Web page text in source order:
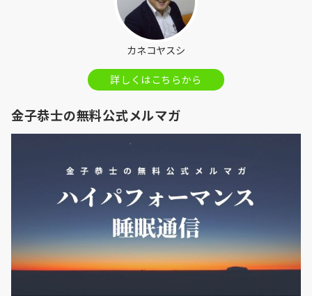
カネコヤスシ
詳しくはこちらから
金子恭士の無料公式メルマガ